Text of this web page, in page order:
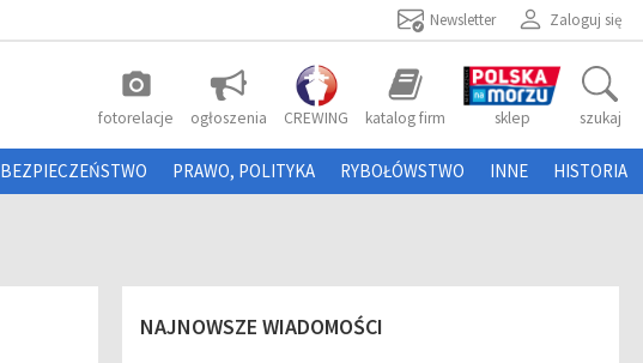
Zaloguj się
Newsletter
photo_camera
fotorelacje ogłoszenia CREWING katalog firm sklep szukaj
BEZPIECZEŃSTWO PRAWO, POLITYKA RYBOŁÓWSTWO INNE HISTORIA
NAJNOWSZE WIADOMOŚCI